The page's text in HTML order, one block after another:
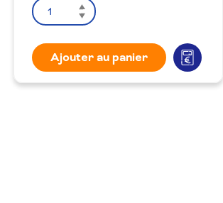
Ajouter au panier